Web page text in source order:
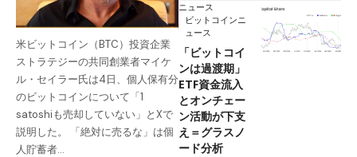
米ビットコイン（BTC）投資企業
ストラテジーの共同創業者マイケ
ル・セイラー氏は4日、個人保有分
のビットコインについて「1
satoshiも売却していない」とXで
説明した。 「絶対に売るな」は個
人貯蓄者…
ニュース
ビットコインニ
ュース
「ビットコイ
ンは過渡期」
ETF資金流入
とオンチェー
ン活動が下支
え＝グラスノ
ード分析